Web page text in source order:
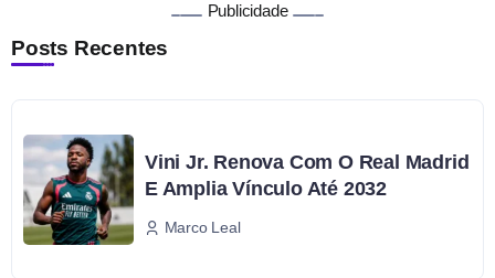
Publicidade
Posts Recentes
Vini Jr. Renova Com O Real Madrid
E Amplia Vínculo Até 2032
Marco Leal